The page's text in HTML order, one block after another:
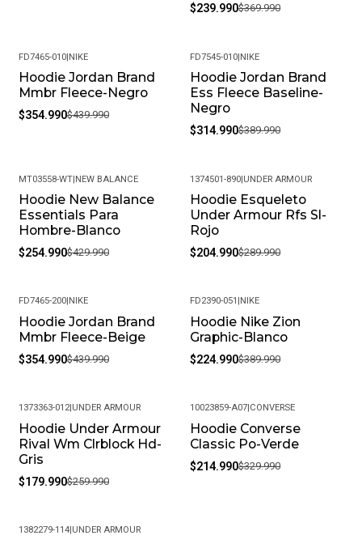
$239.990$369.990
-19%
FD7465-010|NIKE
Hoodie Jordan Brand
Mmbr Fleece-Negro
$354.990$439.990
-19%
FD7545-010|NIKE
Hoodie Jordan Brand
Ess Fleece Baseline-
Negro
$314.990$389.990
-41%
MT03558-WT|NEW BALANCE
Hoodie New Balance
Essentials Para
Hombre-Blanco
$254.990$429.990
-29%
1374501-890|UNDER ARMOUR
Hoodie Esqueleto
Under Armour Rfs Sl-
Rojo
$204.990$289.990
-19%
FD7465-200| NIKE
Hoodie Jordan Brand
Mmbr Fleece-Beige
$354.990$439.990
-42%
FD2390-051 NIKE
Hoodie Nike Zion
Graphic-Blanco
$224.990$389.990
-31%
1373363-012| UNDER ARMOUR
Hoodie Under Armour
Rival Wm Clrblock Hd-
Gris
$179.990$259.990
-35%
10023859-A07 CONVERSE
Hoodie Converse
Classic Po-Verde
$214.990$329.990
1382279-114| UNDER ARMOUR